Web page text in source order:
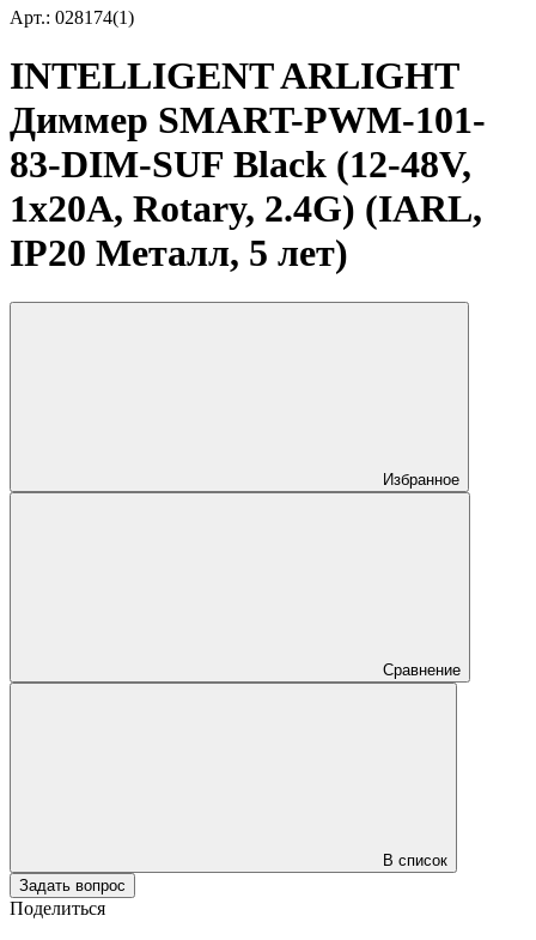
Арт.: 028174(1)
INTELLIGENT ARLIGHT
Диммер SMART-PWM-101-
83-DIM-SUF Black (12-48V,
1x20A, Rotary, 2.4G) (IARL,
IP20 Металл, 5 лет)
Избранное
Сравнение
В список
Задать вопрос
Поделиться